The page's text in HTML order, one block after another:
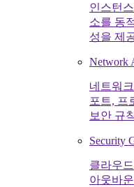
인스턴
소를 동
성을 제
Network
네트워
포트, 프
보안 규
Security
클라우
아웃바